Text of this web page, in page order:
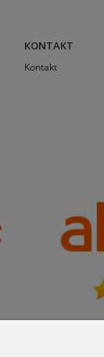
KONTAKT
Kontakt